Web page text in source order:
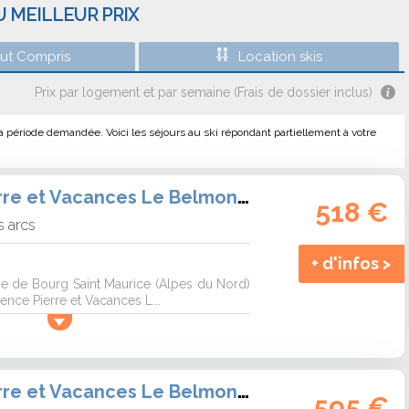
MEILLEUR PRIX
Compris Location skis
Prix par logement et par semaine (Frais de dossier inclus)
demandée. Voici les séjours au ski répondant partiellement à votre
Résidence Pierre et Vacances Le Belmont Arc 1800
arcs
de Bourg Saint Maurice (Alpes du Nord)
Pierre et Vacances L...
518 €
+ d'infos >
Résidence Pierre et Vacances Le Belmont Arc 1800